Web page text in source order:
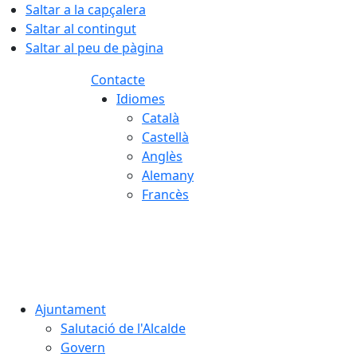
Saltar a la capçalera
Saltar al contingut
Saltar al peu de pàgina
Contacte
Idiomes
Català
Castellà
Anglès
Alemany
Francès
Ajuntament
Salutació de l'Alcalde
Govern